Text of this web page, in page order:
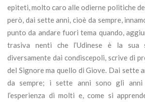
epiteti, molto caro alle odierne politiche
però, dai sette anni, cioè da sempre,
punto da andare fuori tema quando,
trasiva nenti che l’Udinese è la sua
diversamente dai condiscepoli, scrive di
del Signore ma quello di Giove. Dai sette
da sempre; i sette anni sono gli anni
l’esperienza di molti e, come si